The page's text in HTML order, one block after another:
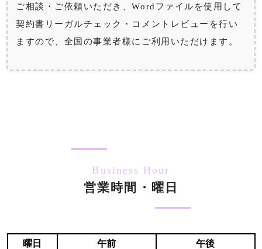
ご相談・ご依頼いただき、Wordファイルを使用して
契約書リーガルチェック・コメントレビューを行い
ますので、全国の事業者様にご利用いただけます。
Business Hour
営業時間・曜日
曜日 午前
午後